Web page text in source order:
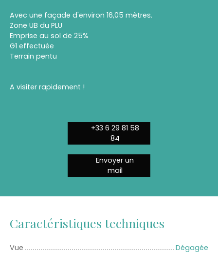
Avec une façade d'environ 16,05 mètres.
Zone UB du PLU
Emprise au sol de 25%
G1 effectuée
Terrain pentu
A visiter rapidement !
+33 6 29 81 58
84
Envoyer un
mail
Caractéristiques techniques
Vue
Dégagée